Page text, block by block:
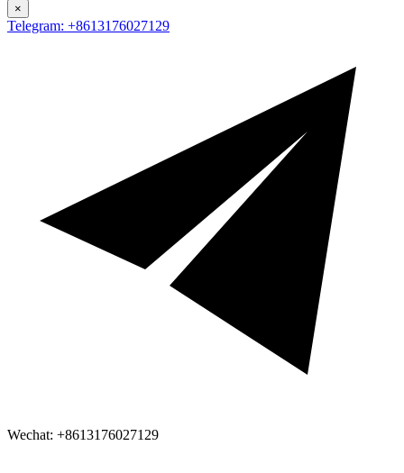
×
Telegram: +8613176027129
Wechat: +8613176027129